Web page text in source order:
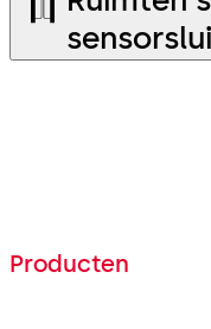
Producten